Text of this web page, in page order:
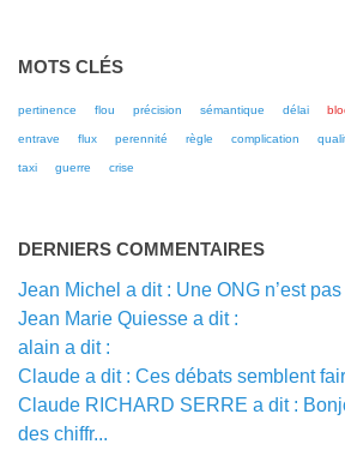
MOTS CLÉS
pertinence flou précision sémantique délai
entrave flux perennité règle complication
taxi guerre crise
DERNIERS COMMENTAIRES
Jean Michel a dit : Une ONG n’est
Jean Marie Quiesse a dit :
alain a dit :
Claude a dit : Ces débats semblent
Claude RICHARD SERRE a dit :
des chiffr...